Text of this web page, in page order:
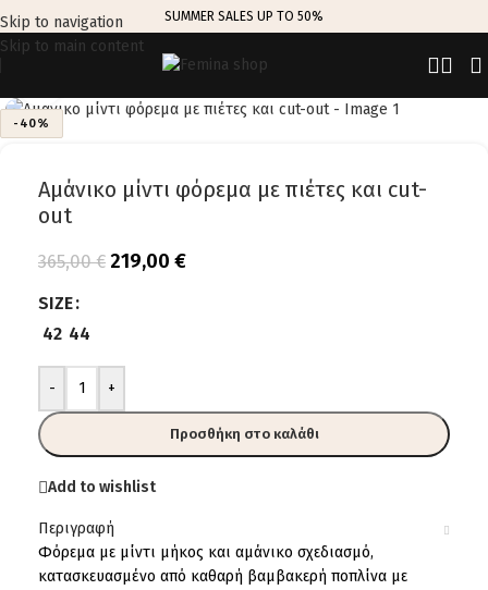
Skip to navigation
Skip to main content
SUMMER SALES UP TO 50%
-40%
Αμάνικο μίντι φόρεμα με πιέτες και cut-
out
365,00€ 219,00 €
SIZE
42 44
- +
Προσθήκη στο καλάθι
Add to wishlist
Περιγραφή
Φόρεμα με μίντι μήκος και αμάνικο σχεδιασμό,
κατασκευασμένο από καθαρή βαμβακερή ποπλίνα με